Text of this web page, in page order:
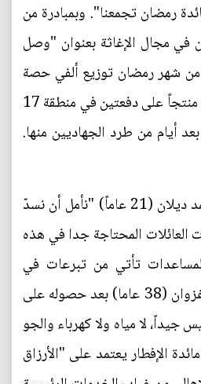
رمضان تجمعنا". وبمبادرة من
مجال الإغاثة بعنوان "وصل
شهر رمضان توزيع ألفي حصة
غذائية تضم كل منها 12 منتجاً على دفعتين في منطقة 17
أيام من طرد الجهاديين منها.
ويقول مدير الفريق محمد ديلان (21 عاماً) "نأمل أن نسدّ
العائلات المحتاجة جدا في هذه
تأتي من تبرعات في
العراق وخارجه. ويقول غزوان (38 عاما) بعد حصوله على
لا مياه ولا كهرباء والجو
الإفطار يعتمد على "الأرزاق